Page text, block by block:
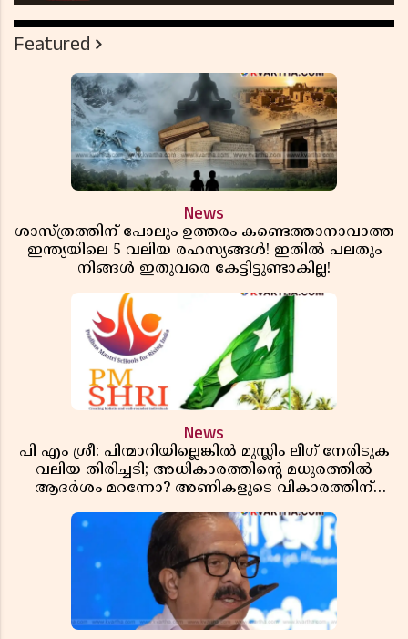
Featured
News
ശാസ്ത്രത്തിന് പോലും ഉത്തരം കണ്ടെത്താനാവാത്ത
ഇന്ത്യയിലെ 5 വലിയ രഹസ്യങ്ങൾ! ഇതിൽ പലതും
നിങ്ങൾ ഇതുവരെ കേട്ടിട്ടുണ്ടാകില്ല!
News
പി എം ശ്രീ: പിന്മാറിയില്ലെങ്കിൽ മുസ്ലിം ലീഗ് നേരിടുക
വലിയ തിരിച്ചടി; അധികാരത്തിന്റെ മധുരത്തിൽ
ആദർശം മറന്നോ? അണികളുടെ വികാരത്തിന്